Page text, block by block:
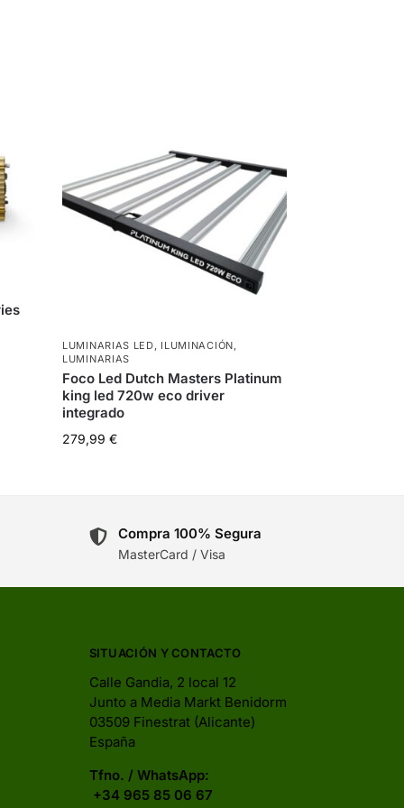
LUMINARIAS LED, ILUMINACIÓN,
LUMINARIAS
Foco Led Dutch Masters Platinum
king led 720w eco driver
integrado
279,99€
Compra 100% Segura
MasterCard / Visa
SITUACIÓN Y CONTACTO
Calle Gandia, 2 local 12
Junto a Media Markt Benidorm
03509 Finestrat (Alicante)
España
Tfno. / WhatsApp:
+34 965 85 06 67